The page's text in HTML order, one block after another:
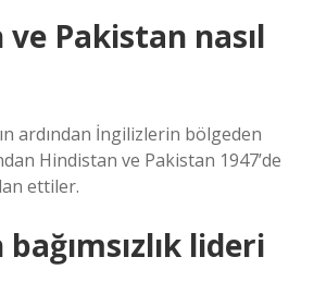
Pakistan nasıl
ardından İngilizlerin bölgeden
Hindistan ve Pakistan 1947’de
ettiler.
lideri